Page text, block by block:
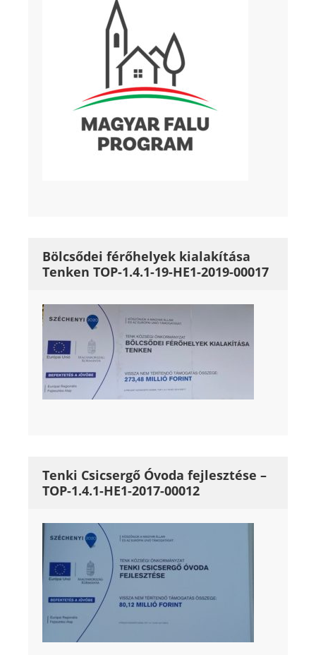
Bölcsődei férőhelyek kialakítása
Tenken TOP-1.4.1-19-HE1-2019-00017
Tenki Csicsergő Óvoda fejlesztése –
TOP-1.4.1-HE1-2017-00012